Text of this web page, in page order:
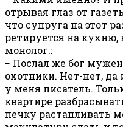
отрывая глаз от
что супруга на этот
ретируется на
монолог.:
− Послал же бог
охотники. Нет-нет, да
у меня писатель.
квартире
печку растапливать